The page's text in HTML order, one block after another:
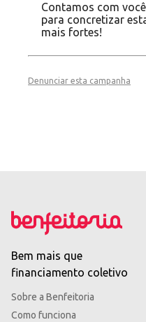
Contamos com
para concretizar
mais fortes!
Denunciar esta campanha
Bem mais que
financiamento coletivo
Sobre a Benfeitoria
Como funciona